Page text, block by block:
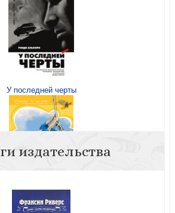
У последней черты
нас ждет на небесах?
издательства